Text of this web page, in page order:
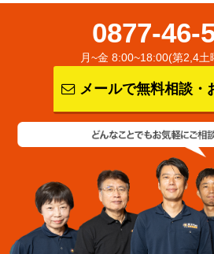
0877-46-
月~金 8:00~18:00(第2,4土
メールで無料相談・